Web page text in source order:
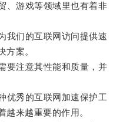
游戏等领域里也有着非
们的互联网访问提供速
方案。
注意其性能和质量，并
秀的互联网加速保护工
越来越重要的作用。